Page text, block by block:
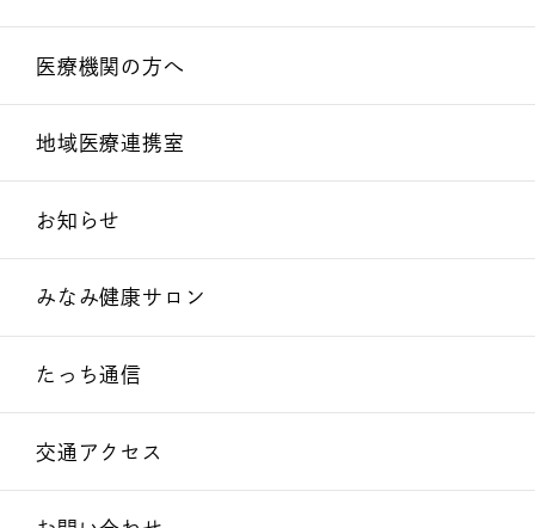
医療機関の方へ
地域医療連携室
お知らせ
みなみ健康サロン
たっち通信
交通アクセス